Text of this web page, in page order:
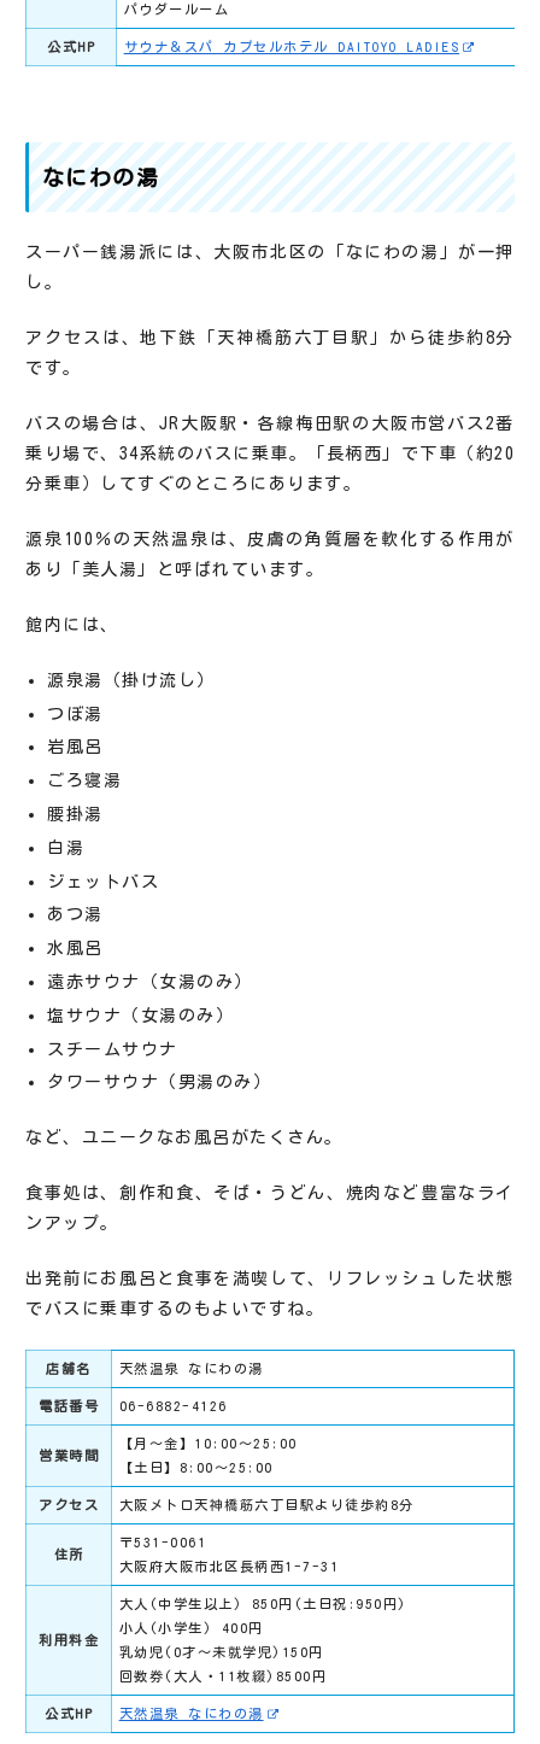
パウダールーム
公式HP サウナ＆スパ カプセルホテル DAITOYO LADIES
なにわの湯
スーパー銭湯派には、大阪市北区の「なにわの湯」が一押
し。
アクセスは、地下鉄「天神橋筋六丁目駅」から徒歩約8分
です。
バスの場合は、JR大阪駅・各線梅田駅の大阪市営バス2番
乗り場で、34系統のバスに乗車。「長柄西」で下車（約20
分乗車）してすぐのところにあります。
源泉100％の天然温泉は、皮膚の角質層を軟化する作用が
あり「美人湯」と呼ばれています。
館内には、
源泉湯（掛け流し）
つぼ湯
岩風呂
ごろ寝湯
腰掛湯
白湯
ジェットバス
あつ湯
水風呂
遠赤サウナ（女湯のみ）
塩サウナ（女湯のみ）
スチームサウナ
タワーサウナ（男湯のみ）
など、ユニークなお風呂がたくさん。
食事処は、創作和食、そば・うどん、焼肉など豊富なライ
ンアップ。
出発前にお風呂と食事を満喫して、リフレッシュした状態
でバスに乗車するのもよいですね。
店舗名 天然温泉 なにわの湯
電話番号 06-6882-4126
営業時間
【月～金】10:00～25:00
【土日】8:00～25:00
アクセス 大阪メトロ天神橋筋六丁目駅より徒歩約8分
住所
〒531-0061
大阪府大阪市北区長柄西1-7-31
利用料金
大人(中学生以上) 850円(土日祝:950円)
小人(小学生) 400円
乳幼児(0才～未就学児)150円
回数券(大人・11枚綴)8500円
公式HP 天然温泉 なにわの湯